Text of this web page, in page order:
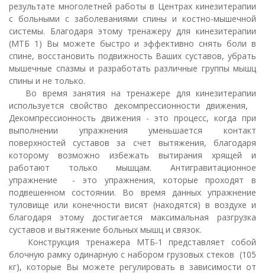
результате многолетней работы в Центрах кинезитерапии
с больными с заболеваниями спины и костно-мышечной
системы. Благодаря этому тренажеру для кинезитерапии
(МТБ 1) Вы можете быстро и эффективно снять боли в
спине, восстановить подвижность Ваших суставов, убрать
мышечные спазмы и разработать различные группы мышц
спины и не только.
Во время занятия на тренажере для кинезитерапии
используется свойство декомпрессионности движения,
Декомпрессионность движения - это процесс, когда при
выполнении упражнения уменьшается контакт
поверхностей суставов за счет вытяжения, благодаря
которому возможно избежать вытирания хрящей и
работают только мышцам. Антигравитационное
упражнение - это упражнения, которые проходят в
подвешенном состоянии. Во время данных упражнение
туловище или конечности висят (находятся) в воздухе и
благодаря этому достигается максимальная разгрузка
суставов и вытяжение больных мышц и связок.
Конструкция тренажера МТБ-1 представляет собой
блочную рамку одинарную с набором грузовых стеков (105
кг), которые Вы можете регулировать в зависимости от